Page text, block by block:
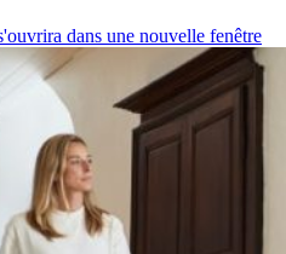
dans une nouvelle fenêtre